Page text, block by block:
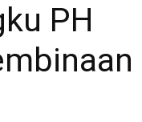
PH